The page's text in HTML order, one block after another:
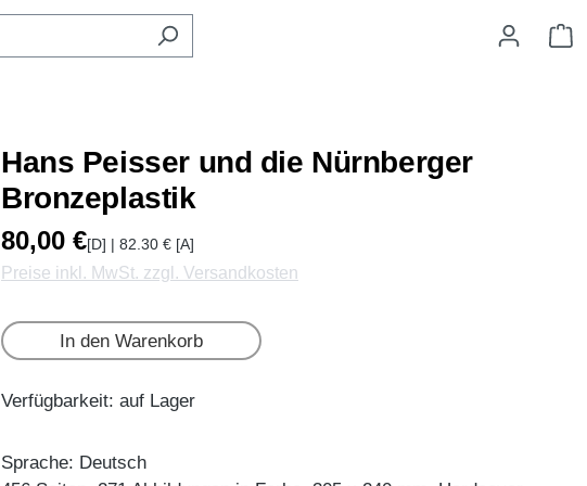
Hans Peisser und die Nürnberger
Bronzeplastik
80,00 €[D] | 82.30 € [A]
Preise inkl. MwSt. zzgl. Versandkosten
In den Warenkorb
Verfügbarkeit: auf Lager
Sprache: Deutsch